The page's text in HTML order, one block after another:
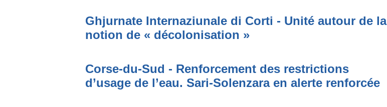
Ghjurnate Internaziunale di Corti - Unité autour de la
notion de « décolonisation »
Corse-du-Sud - Renforcement des restrictions
d’usage de l’eau. Sari-Solenzara en alerte renforcée